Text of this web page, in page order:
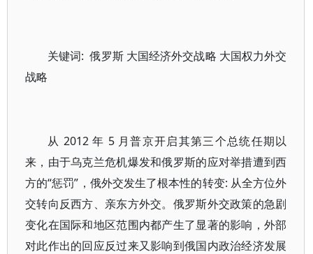
关键词: 俄罗斯 大国经济外交战略 大国权力外交
战略
从 2012 年 5 月普京开启其第三个总统任期以
来，由于乌克兰危机爆发和俄罗斯的应对举措遭到西
方的“惩罚”，俄外交发生了根本性的转变: 从全方位外
交转向反西方、亲东方外交。俄罗斯外交政策的急剧
变化在国际和地区范围内都产生了显著的影响，外部
对此作出的回应反过来又影响到俄国内政治经济发展